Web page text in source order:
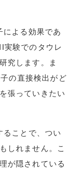
よる効果であ
実験でのタウレ
究します。ま
の直接検出がど
張っていきたい
ことで、つい
しれません。こ
が隠されている